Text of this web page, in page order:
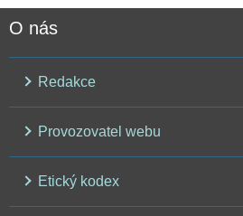
O nás
Redakce
Provozovatel webu
Etický kodex